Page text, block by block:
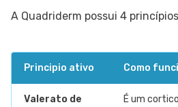
A Quadriderm possui 4
Principio ativo Como
Valerato de É um